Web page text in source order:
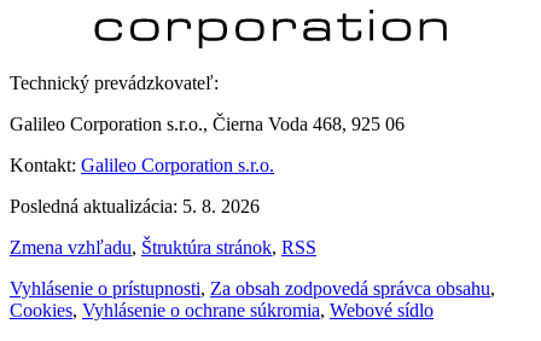
Technický prevádzkovateľ:
Galileo Corporation s.r.o., Čierna Voda 468, 925 06
Kontakt: Galileo Corporation s.r.o.
Posledná aktualizácia: 5. 8. 2026
Zmena vzhľadu, Štruktúra stránok, RSS
Vyhlásenie o prístupnosti, Za obsah zodpovedá správca obsahu,
Cookies, Vyhlásenie o ochrane súkromia, Webové sídlo